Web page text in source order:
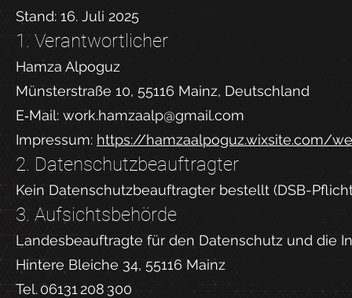
Stand: 16. Juli 2025
1. Verantwortlicher
Hamza Alpoguz
Münsterstraße 10, 55116 Mainz, Deutschland
E‑Mail: work.hamzaalp@gmail.com
Impressum: https://hamzaalpoguz.wixsite.com/
2. Datenschutz­beauftragter
Kein Datenschutzbeauftragter bestellt (DSB-
3. Aufsichtsbehörde
Landesbeauftragte für den Datenschutz und die
Hintere Bleiche 34, 55116 Mainz
Tel. 06131 208 300